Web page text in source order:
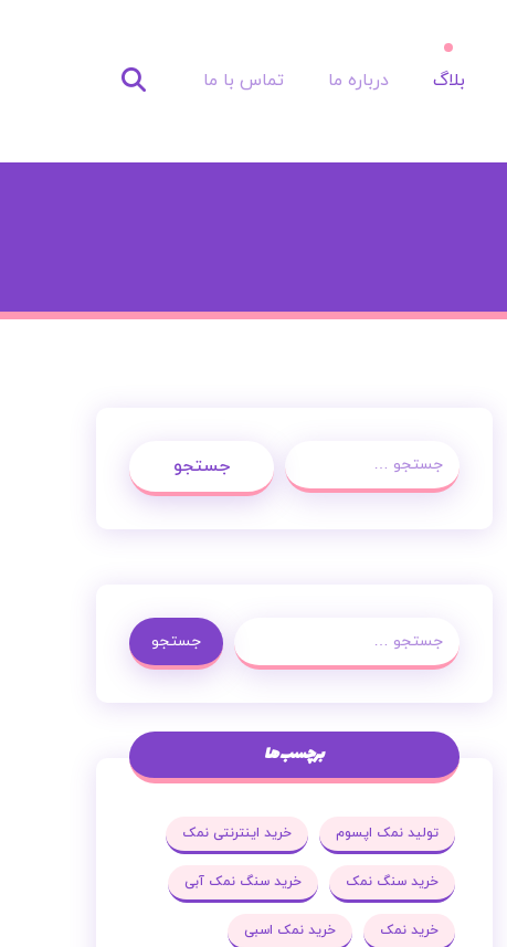
بلاگ درباره ما تماس با ما
جستجو
جستجو
برچسب ها
تولید نمک اپسوم خرید اینترنتی نمک
خرید سنگ نمک خرید سنگ نمک آبی
خرید نمک خرید نمک اسبی